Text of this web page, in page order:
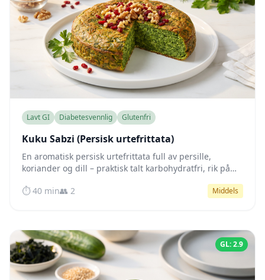
Lavt GI Diabetesvennlig Glutenfri
Kuku Sabzi (Persisk urtefrittata)
En aromatisk persisk urtefrittata full av persille,
koriander og dill – praktisk talt karbohydratfri, rik på
⏱️ 40 min👥 2 Middels
GL: 2.9